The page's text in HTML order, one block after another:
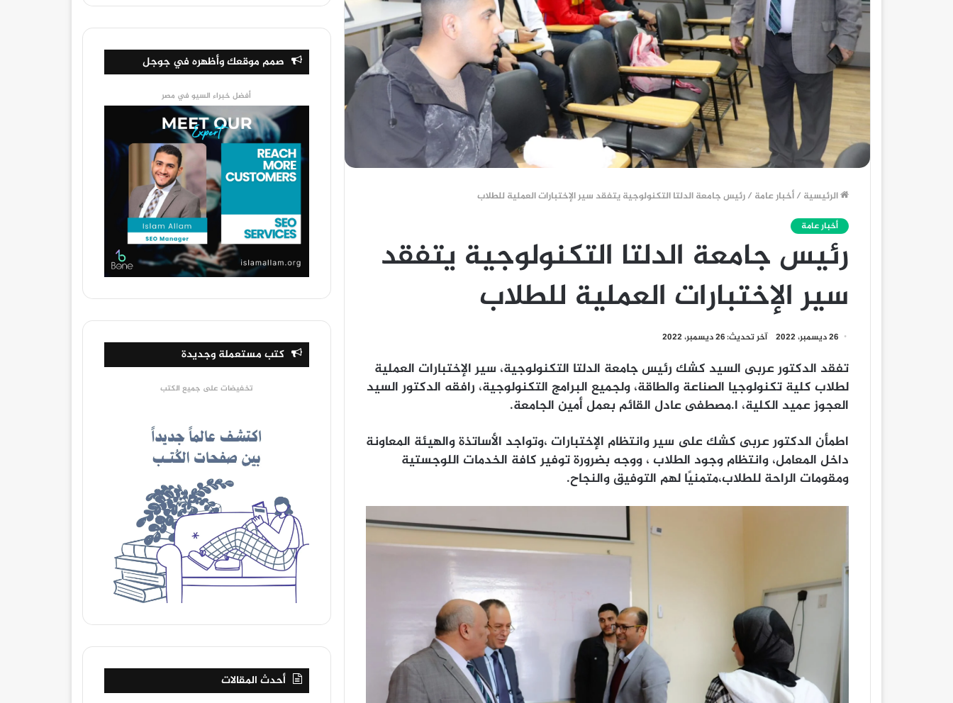
الرئيسية /أخبار عامة /رئيس جامعة الدلتا التكنولوجية يتفقد سير الإختبارات العملية للطلاب
أخبار عامة
رئيس جامعة الدلتا التكنولوجية يتفقد
سير الإختبارات العملية للطلاب
26 ديسمبر، 2022 آخر تحديث: 26 ديسمبر، 2022
تفقد الدكتور عربى السيد كشك رئيس جامعة الدلتا التكنولوجية، سير الإختبارات العملية
لطلاب كلية تكنولوجيا الصناعة والطاقة، ولجميع البرامج التكنولوجية، رافقه الدكتور السيد
العجوز عميد الكلية، ا.مصطفى عادل القائم بعمل أمين الجامعة.
اطمأن الدكتور عربى كشك على سير وانتظام الإختبارات ،وتواجد الأساتذة والهيئة المعاونة
داخل المعامل، وانتظام وجود الطلاب ، ووجه بضرورة توفير كافة الخدمات اللوجستية
ومقومات الراحة للطلاب،متمنيًا لهم التوفيق والنجاح.
صمم موقعك وأظهره في جوجل
أفضل خبراء السيو في مصر
كتب مستعملة وجديدة
تخفيضات على جميع الكتب
أحدث المقالات